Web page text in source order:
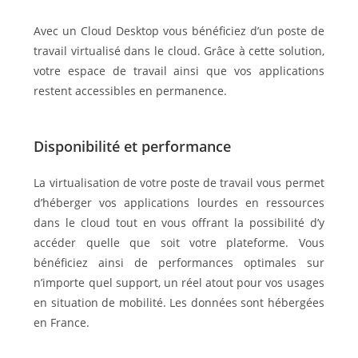
Avec un Cloud Desktop vous bénéficiez d’un poste de
travail virtualisé dans le cloud. Grâce à cette solution,
votre espace de travail ainsi que vos applications
restent accessibles en permanence.
Disponibilité et performance
La virtualisation de votre poste de travail vous permet
d’héberger vos applications lourdes en ressources
dans le cloud tout en vous offrant la possibilité d’y
accéder quelle que soit votre plateforme. Vous
bénéficiez ainsi de performances optimales sur
n’importe quel support, un réel atout pour vos usages
en situation de mobilité. Les données sont hébergées
en France.